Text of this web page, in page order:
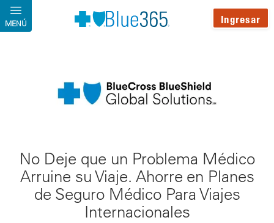
Pasar al contenido principal
MENÚ Ingresar
No Deje que un Problema Médico
Arruine su Viaje. Ahorre en Planes
de Seguro Médico Para Viajes
Internacionales